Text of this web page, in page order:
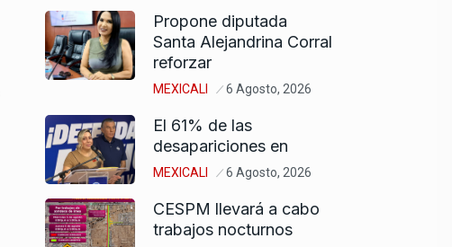
Propone diputada
Santa Alejandrina Corral
reforzar
MEXICALI 6 Agosto, 2026
El 61% de las
desapariciones en
MEXICALI 6 Agosto, 2026
CESPM llevará a cabo
trabajos nocturnos